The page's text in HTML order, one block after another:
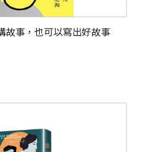
故事，也可以寫出好故事